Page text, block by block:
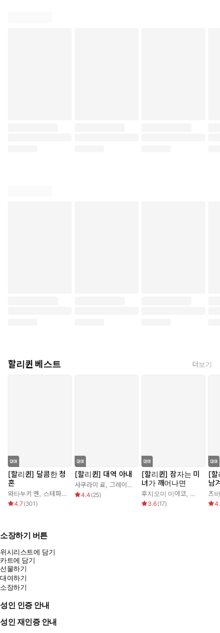
할리퀸 베스트 더보기
[할리퀸] 달콤한 청
혼
와타누키 멘 스테파니 로렌스
4.7 (301 )
[할리퀸] 대역 아내
사쿠라이 료 그레이스 그린
4.4 (25)
[할리퀸] 잠자는 미
녀가 깨어나면
후지오미 미야코, 조안 엘리
3.6(17)
[할
남
츠
소장하기 버튼
위시리스트에 담기
카트에 담기
선물하기
대여하기
소장하기
성인 인증 안내
성인 재인증 안내